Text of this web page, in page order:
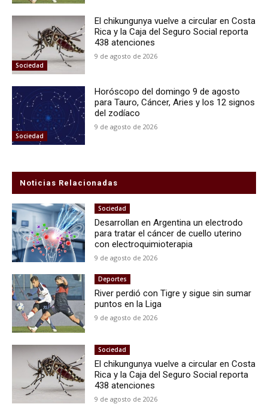
Sociedad
El chikungunya vuelve a circular en Costa
Rica y la Caja del Seguro Social reporta
438 atenciones
9 de agosto de 2026
Sociedad
Horóscopo del domingo 9 de agosto
para Tauro, Cáncer, Aries y los 12 signos
del zodíaco
9 de agosto de 2026
Noticias Relacionadas
Sociedad
Desarrollan en Argentina un electrodo
para tratar el cáncer de cuello uterino
con electroquimioterapia
9 de agosto de 2026
Deportes
River perdió con Tigre y sigue sin sumar
puntos en la Liga
9 de agosto de 2026
Sociedad
El chikungunya vuelve a circular en Costa
Rica y la Caja del Seguro Social reporta
438 atenciones
9 de agosto de 2026